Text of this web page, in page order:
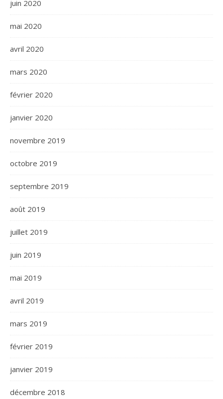
juin 2020
mai 2020
avril 2020
mars 2020
février 2020
janvier 2020
novembre 2019
octobre 2019
septembre 2019
août 2019
juillet 2019
juin 2019
mai 2019
avril 2019
mars 2019
février 2019
janvier 2019
décembre 2018